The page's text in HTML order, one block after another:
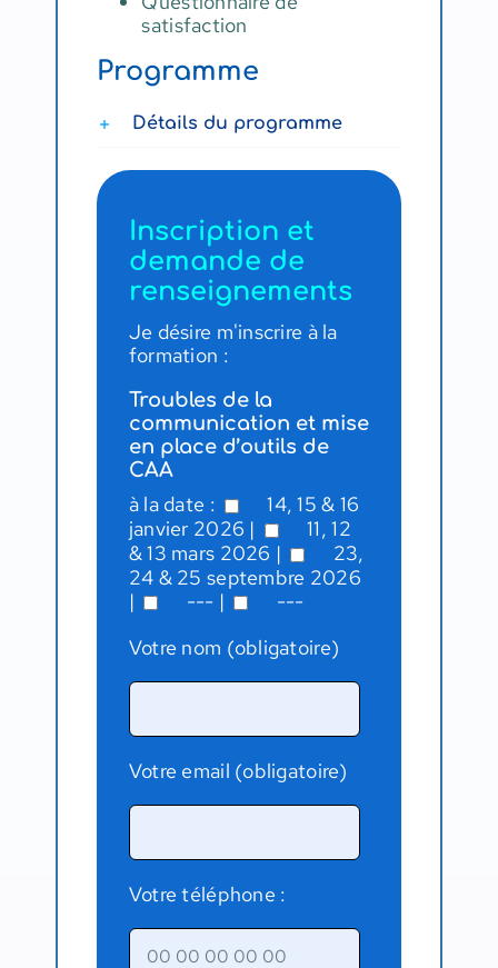
satisfaction
Programme
Détails du programme
Inscription et
demande de
renseignements
Je désire m'inscrire à la
formation :
Troubles de la
communication et mise
en place d’outils de
CAA
à la date :
14, 15 & 16
janvier 2026 |
11, 12
& 13 mars 2026 |
23,
24 & 25 septembre 2026
|
--- |
---
Votre nom (obligatoire)
Votre email (obligatoire)
Votre téléphone :